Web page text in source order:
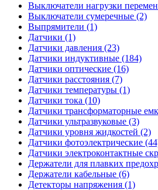
Выключатели нагрузки
Выключатели сумеречные (2)
Выпрямители (1)
Датчики (1)
Датчики давления (23)
Датчики индуктивные (184)
Датчики оптические (16)
Датчики расстояния (7)
Датчики температуры (1)
Датчики тока (10)
Датчики трансформаторные
Датчики ультразвуковые (3)
Датчики уровня жидкостей (2)
Датчики фотоэлектрические
Датчики электроконтактные
Держатели для плавких
Держатели кабельные (6)
Детекторы напряжения (1)